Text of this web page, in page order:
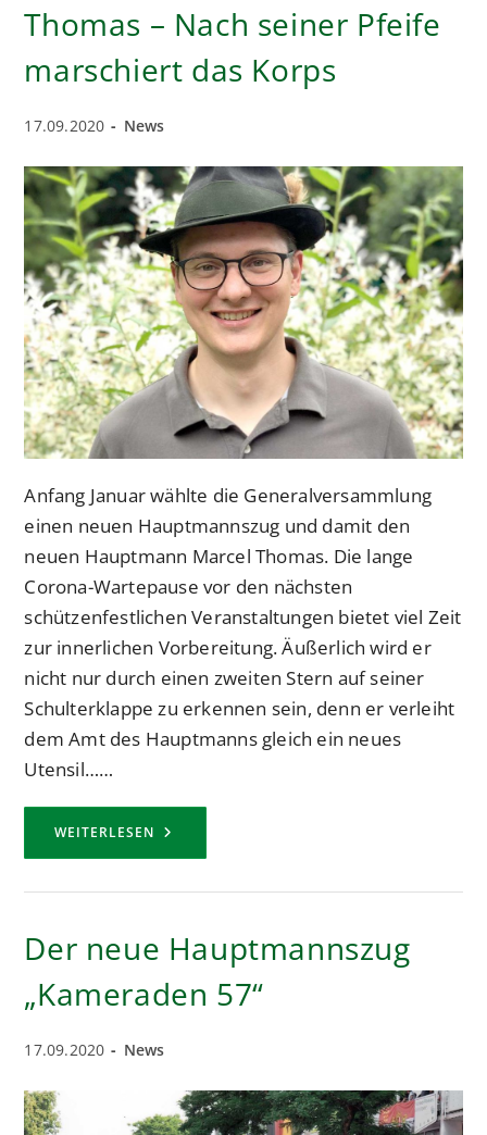
Thomas – Nach seiner Pfeife
marschiert das Korps
Beitrag
17.09.2020
Beitrags-
News
Anfang Januar wählte die Generalversammlung
einen neuen Hauptmannszug und damit den
neuen Hauptmann Marcel Thomas. Die lange
Corona-Wartepause vor den nächsten
schützenfestlichen Veranstaltungen bietet viel Zeit
zur innerlichen Vorbereitung. Äußerlich wird er
nicht nur durch einen zweiten Stern auf seiner
Schulterklappe zu erkennen sein, denn er verleiht
dem Amt des Hauptmanns gleich ein neues
Utensil……
WEITERLESEN NEUER
MARCEL
–
PFEIFE
MARSCHIERT
KORPS
Der neue Hauptmannszug
„Kameraden 57“
Beitrag
17.09.2020
Beitrags-
News